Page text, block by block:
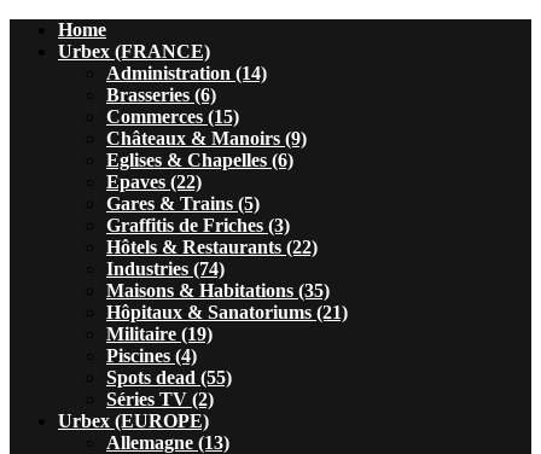
Home
Urbex (FRANCE)
Administration (14)
Brasseries (6)
Commerces (15)
Châteaux & Manoirs (9)
Eglises & Chapelles (6)
Epaves (22)
Gares & Trains (5)
Graffitis de Friches (3)
Hôtels & Restaurants (22)
Industries (74)
Maisons & Habitations (35)
Hôpitaux & Sanatoriums (21)
Militaire (19)
Piscines (4)
Spots dead (55)
Séries TV (2)
Urbex (EUROPE)
Allemagne (13)